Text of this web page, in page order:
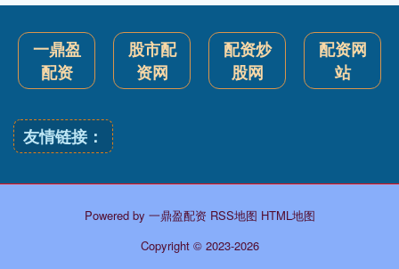
一鼎盈
配资
股市配
资网
配资炒
股网
配资网
站
友情链接：
Powered by 一鼎盈配资 RSS地图 HTML地图
Copyright © 2023-2026